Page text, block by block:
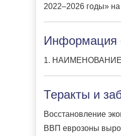
2022–2026 годы»
Информация
1. НАИМЕНОВАНИЕ
Теракты и
Восстановление
ВВП еврозоны